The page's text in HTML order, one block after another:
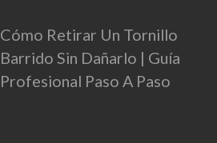
Cómo Retirar Un Tornillo
Barrido Sin Dañarlo | Guía
Profesional Paso A Paso